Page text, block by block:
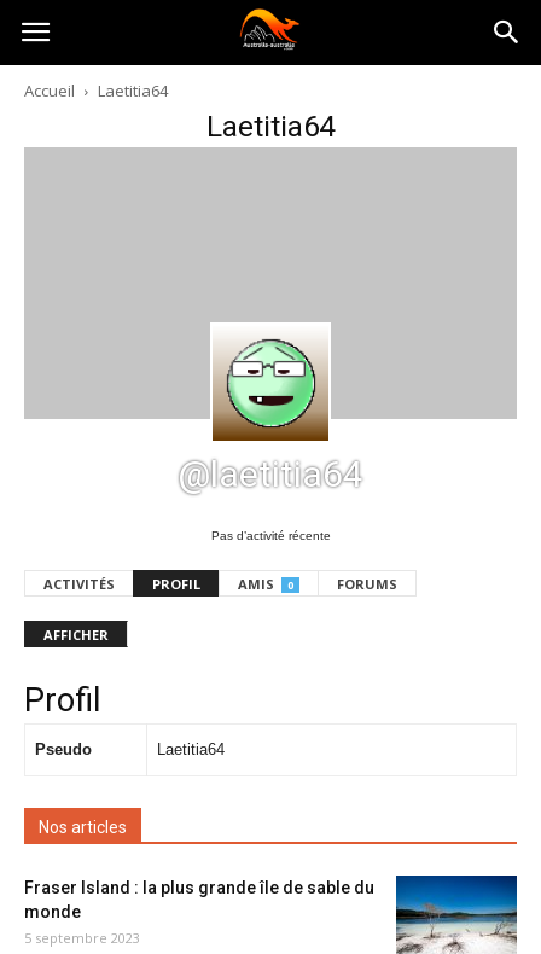
Australia-
australie.com
Accueil Laetitia64
Laetitia64
@laetitia64
Pas d’activité récente
ACTIVITÉS PROFIL AMIS 0 FORUMS
AFFICHER
Profil
Pseudo Laetitia64
Nos articles
Fraser Island : la plus grande île de sable du
monde
5 septembre 2023